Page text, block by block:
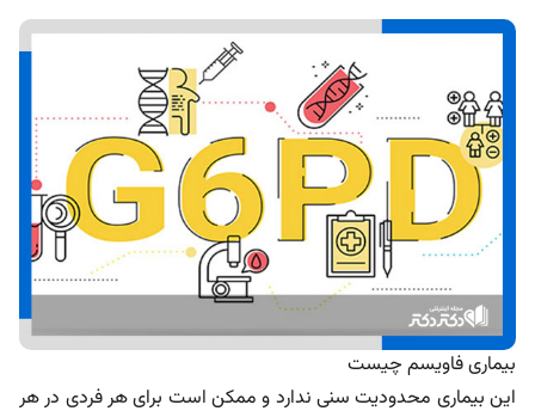
بیماری فاویسم چیست
این بیماری محدودیت سنی ندارد و ممکن است برای هر فردی در هر